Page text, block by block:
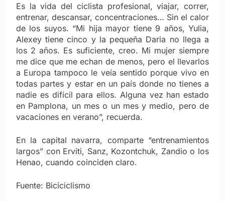
Es la vida del ciclista profesional, viajar, correr,
entrenar, descansar, concentraciones… Sin el calor
de los suyos. “Mi hija mayor tiene 9 años, Yulia,
Alexey tiene cinco y la pequeña Daria no llega a
los 2 años. Es suficiente, creo. Mi mujer siempre
me dice que me echan de menos, pero el llevarlos
a Europa tampoco le veía sentido porque vivo en
todas partes y estar en un país donde no tienes a
nadie es difícil para ellos. Alguna vez han estado
en Pamplona, un mes o un mes y medio, pero de
vacaciones en verano”, recuerda.
En la capital navarra, comparte “entrenamientos
largos” con Erviti, Sanz, Kozontchuk, Zandio o los
Henao, cuando coinciden claro.
Fuente: Biciciclismo